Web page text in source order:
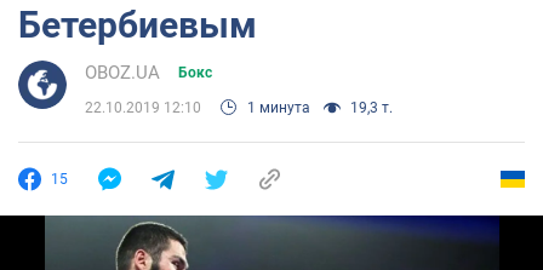
Бетербиевым
OBOZ.UA Бокс
22.10.2019 12:10 1 минута 19,3 т.
15